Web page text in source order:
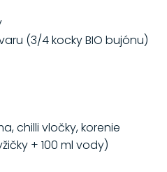
(3/4 kocky BIO bujónu)
chilli vločky, korenie
+ 100 ml vody)